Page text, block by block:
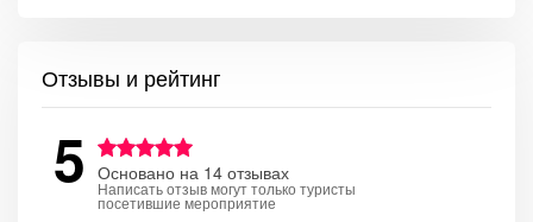
Отзывы и рейтинг
5 Основано на 14 отзывах
Написать отзыв могут только туристы
посетившие мероприятие